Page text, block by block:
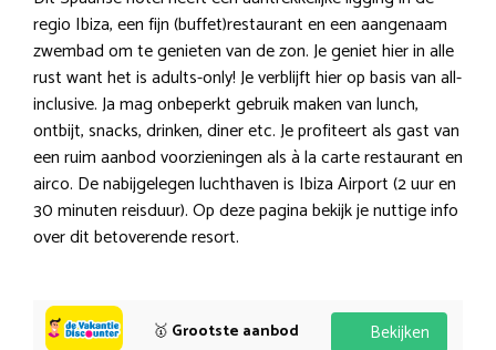
regio Ibiza, een fijn (buffet)restaurant en een aangenaam
zwembad om te genieten van de zon. Je geniet hier in alle
rust want het is adults-only! Je verblijft hier op basis van all-
inclusive. Ja mag onbeperkt gebruik maken van lunch,
ontbijt, snacks, drinken, diner etc. Je profiteert als gast van
een ruim aanbod voorzieningen als à la carte restaurant en
airco. De nabijgelegen luchthaven is Ibiza Airport (2 uur en
30 minuten reisduur). Op deze pagina bekijk je nuttige info
over dit betoverende resort.
🥇 Grootste aanbod Bekijken